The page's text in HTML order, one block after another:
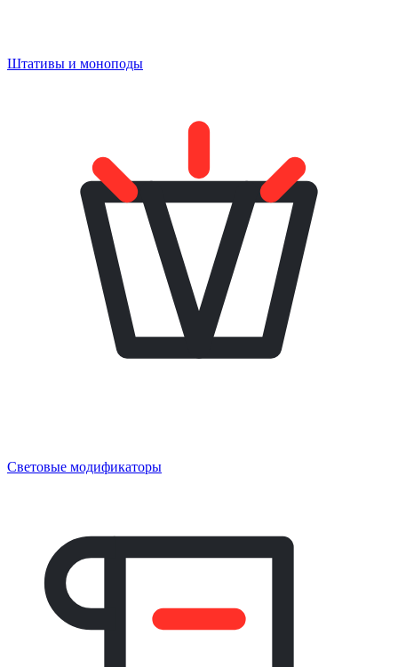
Штативы и моноподы
Световые модификаторы